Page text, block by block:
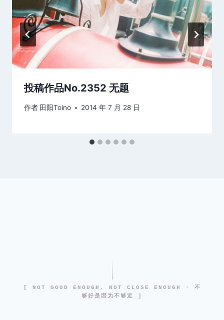
投稿作品No.2352 无题
作者 田阳Toino 2014 年 7 月 28 日
[ NOT GOOD ENOUGH, NOT CLOSE ENOUGH · 不
够好是因为不够近 ]